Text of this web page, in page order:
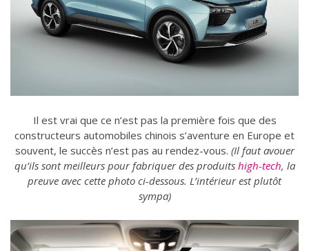
Il est vrai que ce n’est pas la première fois que des
constructeurs automobiles chinois s’aventure en Europe et
souvent, le succès n’est pas au rendez-vous. (Il faut avouer
qu’ils sont meilleurs pour fabriquer des produits high-tech, la
preuve avec cette photo ci-dessous. L’intérieur est plutôt
sympa)